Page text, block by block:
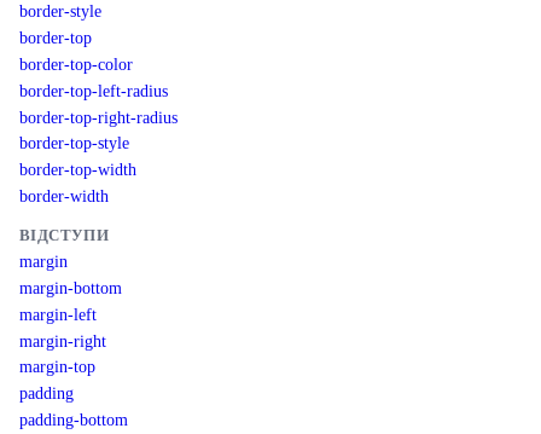
border-style
border-top
border-top-color
border-top-left-radius
border-top-right-radius
border-top-style
border-top-width
border-width
ВІДСТУПИ
margin
margin-bottom
margin-left
margin-right
margin-top
padding
padding-bottom